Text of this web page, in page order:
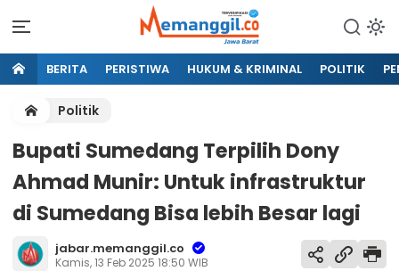
BERITA PERISTIWA HUKUM & KRIMINAL POLITIK
Politik
Bupati Sumedang Terpilih Dony
Ahmad Munir: Untuk infrastruktur
di Sumedang Bisa lebih Besar lagi
jabar.memanggil.co
Kamis, 13 Feb 2025 18:50 WIB